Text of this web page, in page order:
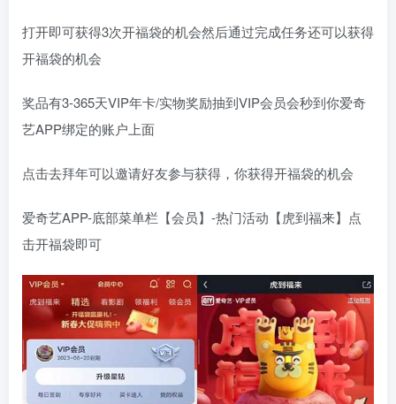
打开即可获得3次开福袋的机会然后通过完成任务还可以获得
开福袋的机会
奖品有3-365天VIP年卡/实物奖励抽到VIP会员会秒到你爱奇
艺APP绑定的账户上面
点击去拜年可以邀请好友参与获得，你获得开福袋的机会
爱奇艺APP-底部菜单栏【会员】-热门活动【虎到福来】点
击开福袋即可